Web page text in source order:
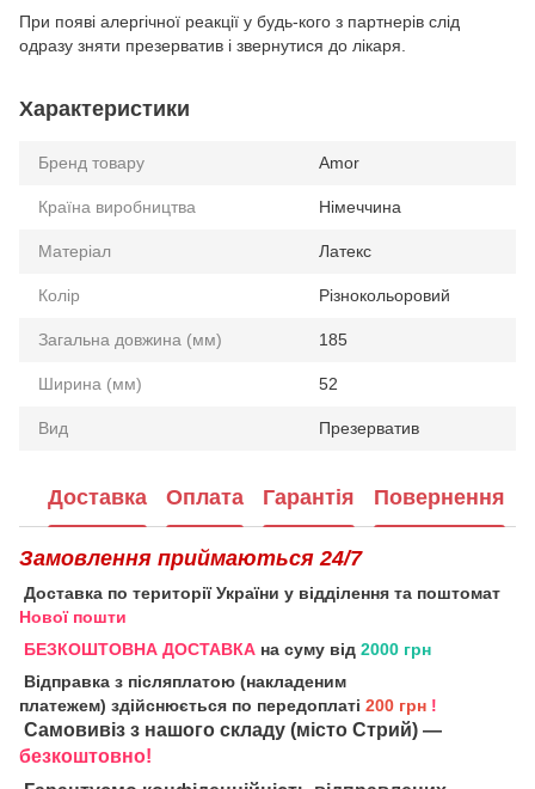
При появі алергічної реакції у будь-кого з партнерів слід
одразу зняти презерватив і звернутися до лікаря.
Характеристики
Бренд товару Amor
Країна виробництва Німеччина
Матеріал Латекс
Колір Різнокольоровий
Загальна довжина (мм) 185
Ширина (мм) 52
Вид Презерватив
Доставка Оплата Гарантія Повернення
Замовлення приймаються 24/7
Доставка по території України у відділення та поштомат
Нової пошти
БЕЗКОШТОВНА ДОСТАВКА на суму від 2000 грн
Відправка з післяплатою (накладеним
платежем) здійснюється по передоплаті 200 грн !
Самовивіз з нашого складу (місто Стрий) —
безкоштовно!